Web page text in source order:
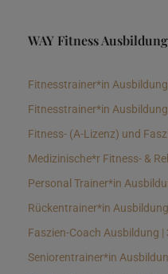
WAY Fitness
Fitnesstrainer*in
Fitnesstrainer*in
Fitness- (A-Lizenz) und
Medizinische*r Fitness- &
Personal Trainer*in
Rückentrainer*in
Faszien-Coach Ausbildung |
Seniorentrainer*in